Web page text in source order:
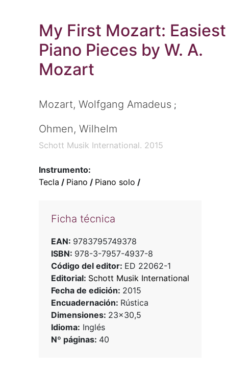
My First Mozart: Easiest
Piano Pieces by W. A.
Mozart
Mozart, Wolfgang Amadeus ;
Ohmen, Wilhelm
Schott Musik International. 2015
Instrumento:
Tecla / Piano / Piano solo /
Ficha técnica
EAN: 9783795749378
ISBN: 978-3-7957-4937-8
Código del editor: ED 22062-1
Editorial: Schott Musik International
Fecha de edición: 2015
Encuadernación: Rústica
Dimensiones: 23x30,5
Idioma: Inglés
Nº páginas: 40